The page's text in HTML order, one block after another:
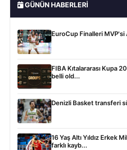
GÜNÜN HABERLERI
EuroCup Finalleri MVP'si
FIBA Kıtalararası Kupa
belli old...
Denizli Basket transferi
16 Yaş Altı Yıldız Erkek
farklı kayb...